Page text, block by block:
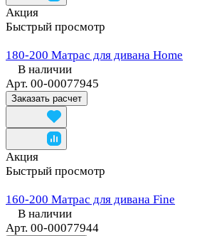
Акция
Быстрый просмотр
180-200 Матрас для дивана Home
В наличии
Арт. 00-00077945
Заказать расчет
Акция
Быстрый просмотр
160-200 Матрас для дивана Fine
В наличии
Арт. 00-00077944